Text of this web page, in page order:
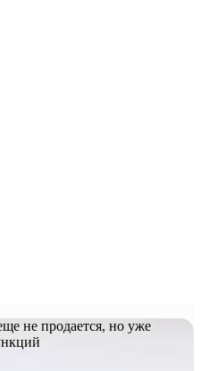
не продается, но уже